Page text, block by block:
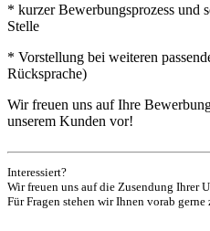
* kurzer Bewerbungsprozess und
Stelle
* Vorstellung bei weiteren
Rücksprache)
Wir freuen uns auf Ihre
unserem Kunden vor!
Interessiert?
Wir freuen uns auf die Zusendung Ihrer
Für Fragen stehen wir Ihnen vorab gerne